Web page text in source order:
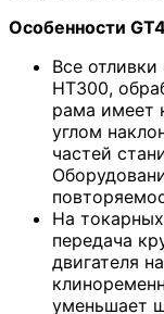
Особенности
Все отливки
HT300,
рама имеет
углом
частей
На
передача
двигателя
уменьшает